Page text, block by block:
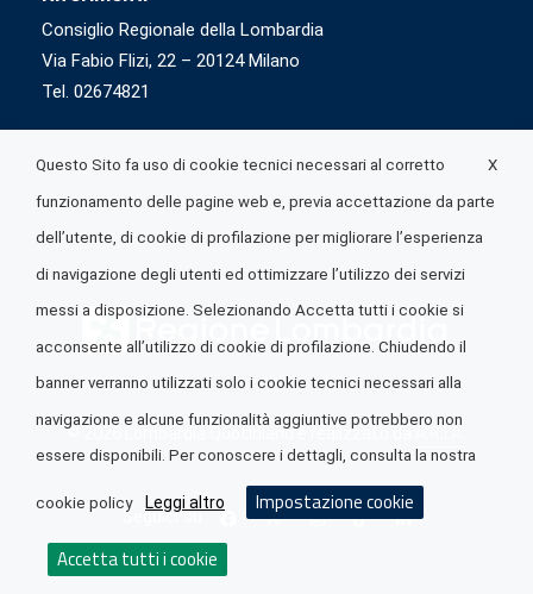
Consiglio Regionale della Lombardia
Via Fabio Flizi, 22 – 20124 Milano
Tel. 02674821
© 2026 Lombardia Quotidiano è realizzato daA.R.I.A.
Seguici su
X
Questo Sito fa uso di cookie tecnici necessari al corretto
funzionamento delle pagine web e, previa accettazione da parte
dell’utente, di cookie di profilazione per migliorare l’esperienza
di navigazione degli utenti ed ottimizzare l’utilizzo dei servizi
messi a disposizione. Selezionando Accetta tutti i cookie si
acconsente all’utilizzo di cookie di profilazione. Chiudendo il
banner verranno utilizzati solo i cookie tecnici necessari alla
navigazione e alcune funzionalità aggiuntive potrebbero non
essere disponibili. Per conoscere i dettagli, consulta la nostra
cookie policy Leggi altro Impostazione cookie
Accetta tutti i cookie